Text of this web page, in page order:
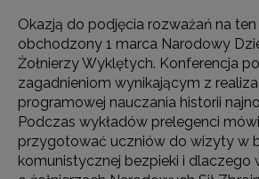
Okazją do podjęcia rozważań na
obchodzony 1 marca Narodowy
Żołnierzy Wyklętych. Konferencja
zagadnieniom wynikającym z
programowej nauczania historii
Podczas wykładów prelegenci
przygotować uczniów do wizyty w
komunistycznej bezpieki i dlaczego